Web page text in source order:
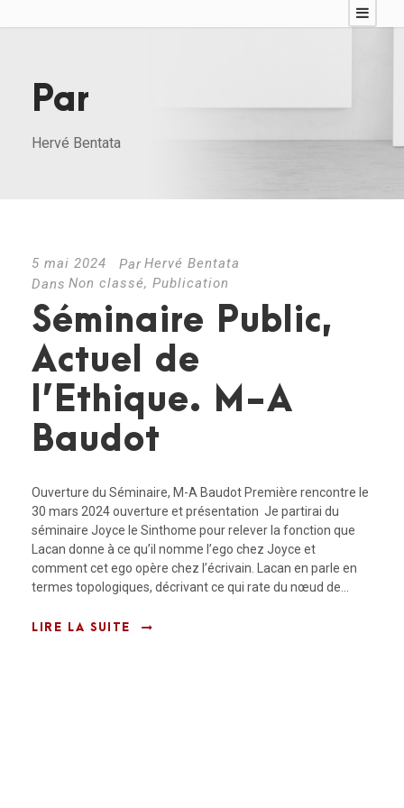
Par
Hervé Bentata
5 mai 2024 ParHervé Bentata
Dans Non classé, Publication
Séminaire Public,
Actuel de
l’Ethique. M-A
Baudot
Ouverture du Séminaire, M-A Baudot Première rencontre le
30 mars 2024 ouverture et présentation Je partirai du
séminaire Joyce le Sinthome pour relever la fonction que
Lacan donne à ce qu’il nomme l’ego chez Joyce et
comment cet ego opère chez l’écrivain. Lacan en parle en
termes topologiques, décrivant ce qui rate du nœud de...
LIRE LA SUITE